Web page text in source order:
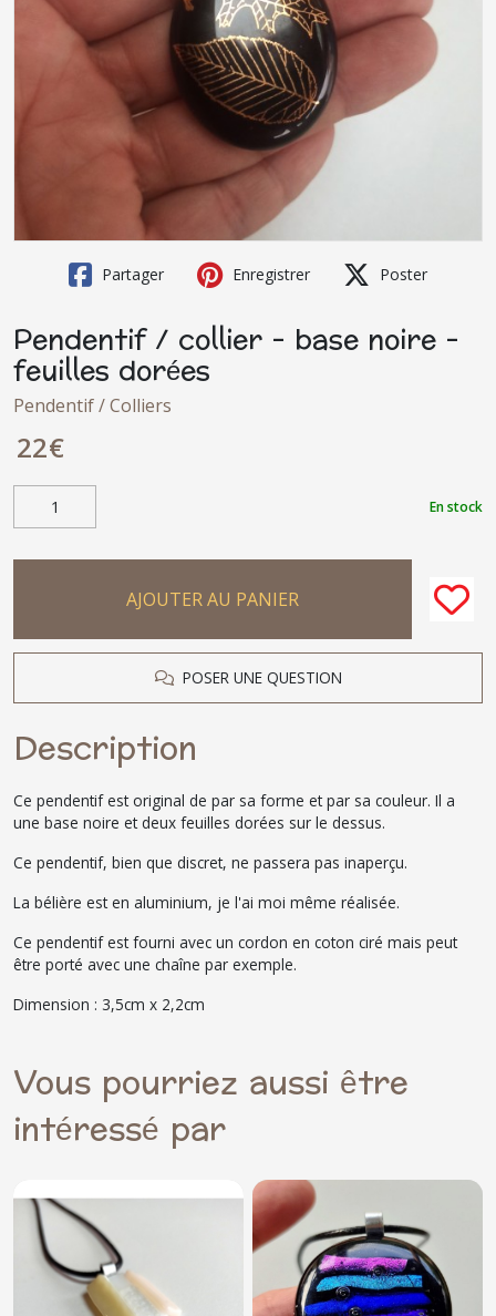
Partager Enregistrer Poster
Pendentif / collier - base noire -
feuilles dorées
Pendentif / Colliers
22€
En stock
AJOUTER AU PANIER
POSER UNE QUESTION
Description
Ce pendentif est original de par sa forme et par sa couleur. Il a
une base noire et deux feuilles dorées sur le dessus.
Ce pendentif, bien que discret, ne passera pas inaperçu.
La bélière est en aluminium, je l'ai moi même réalisée.
Ce pendentif est fourni avec un cordon en coton ciré mais peut
être porté avec une chaîne par exemple.
Dimension : 3,5cm x 2,2cm
Vous pourriez aussi être
intéressé par